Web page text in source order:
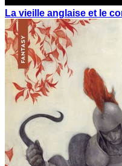
La vieille anglaise et le